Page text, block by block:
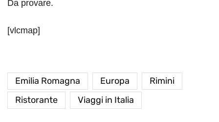
Da provare.
[vlcmap]
Emilia Romagna Europa
Rimini
Ristorante
Viaggi in Italia